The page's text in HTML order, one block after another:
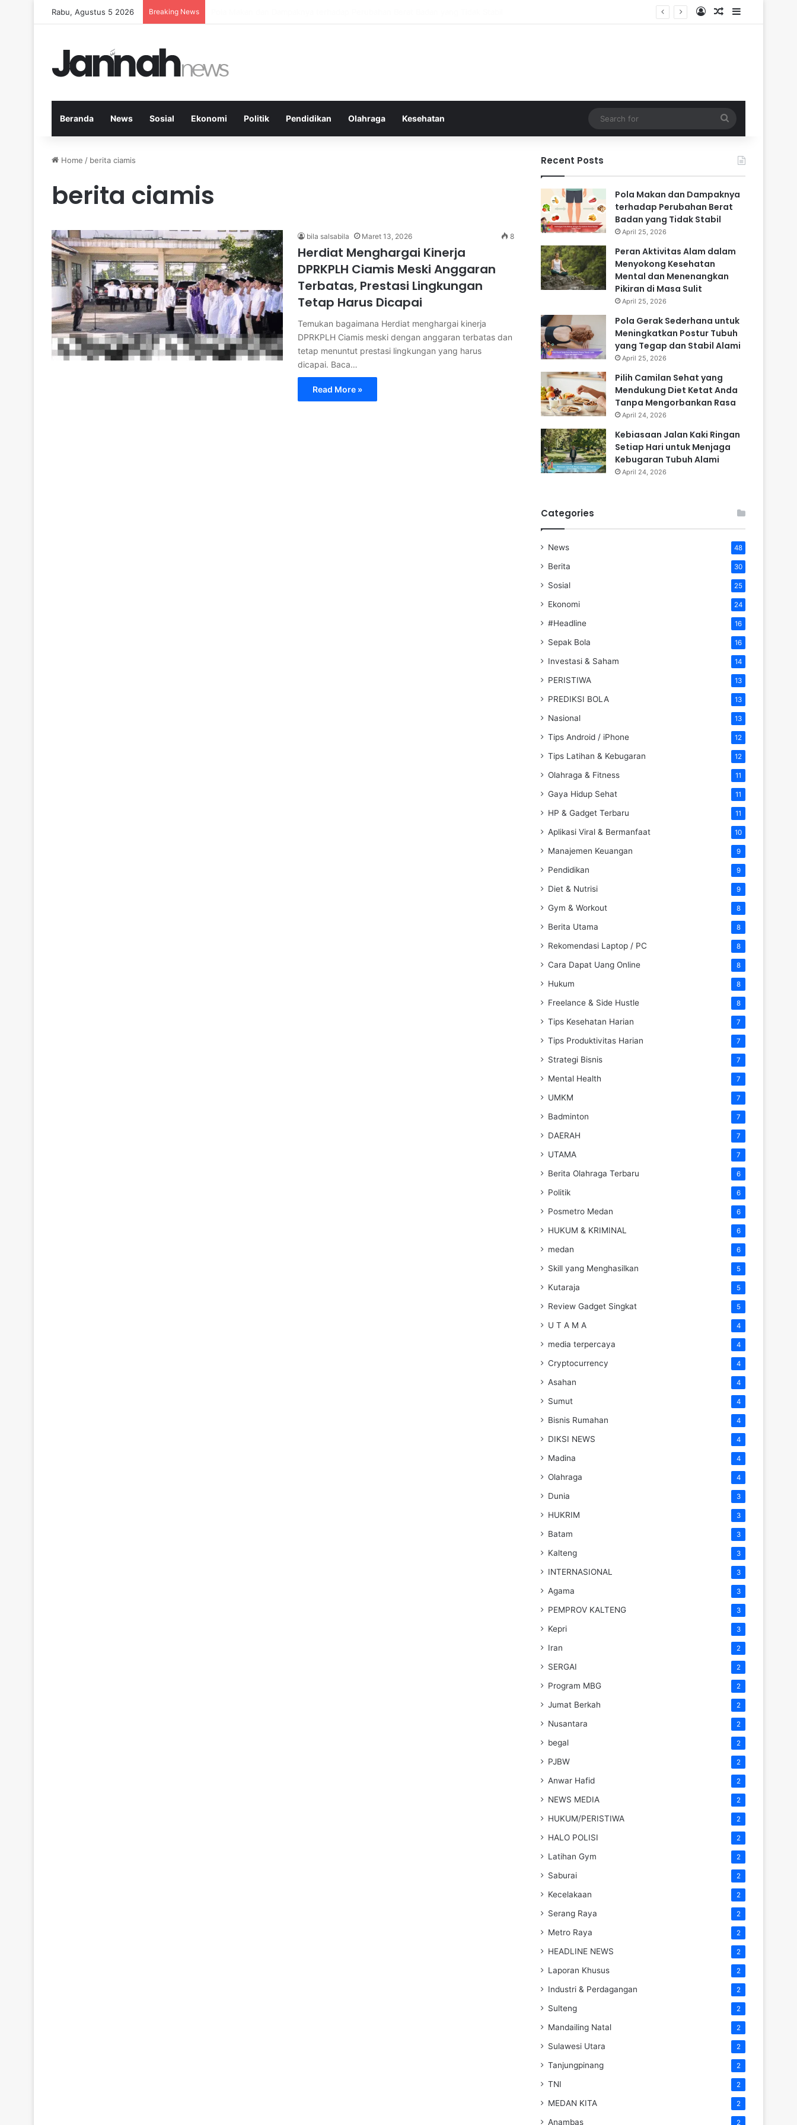
Rabu, Agustus 5 2026 Breaking News Log InRandom Article
Sidebar
Beranda News Sosial Ekonomi Politik Pendidikan Olahraga Kesehatan
for
Home / berita ciamis
berita ciamis
bila salsabila Maret 13, 2026 8
Herdiat Menghargai Kinerja
DPRKPLH Ciamis Meski Anggaran
Terbatas, Prestasi Lingkungan
Tetap Harus Dicapai
Temukan bagaimana Herdiat menghargai kinerja
DPRKPLH Ciamis meski dengan anggaran terbatas dan
tetap menuntut prestasi lingkungan yang harus
dicapai. Baca…
Read More »
Recent Posts
Pola Makan dan Dampaknya
terhadap Perubahan Berat
Badan yang Tidak Stabil
April 25, 2026
Peran Aktivitas Alam dalam
Menyokong Kesehatan
Mental dan Menenangkan
Pikiran di Masa Sulit
April 25, 2026
Pola Gerak Sederhana untuk
Meningkatkan Postur Tubuh
yang Tegap dan Stabil Alami
April 25, 2026
Pilih Camilan Sehat yang
Mendukung Diet Ketat Anda
Tanpa Mengorbankan Rasa
April 24, 2026
Kebiasaan Jalan Kaki Ringan
Setiap Hari untuk Menjaga
Kebugaran Tubuh Alami
April 24, 2026
Categories
News 48
Berita 30
Sosial 25
Ekonomi 24
#Headline 16
Sepak Bola 16
Investasi & Saham 14
PERISTIWA 13
PREDIKSI BOLA 13
Nasional 13
Tips Android / iPhone 12
Tips Latihan & Kebugaran 12
Olahraga & Fitness 11
Gaya Hidup Sehat 11
HP & Gadget Terbaru 11
Aplikasi Viral & Bermanfaat 10
Manajemen Keuangan 9
Pendidikan 9
Diet & Nutrisi 9
Gym & Workout 8
Berita Utama 8
Rekomendasi Laptop / PC 8
Cara Dapat Uang Online 8
Hukum 8
Freelance & Side Hustle 8
Tips Kesehatan Harian 7
Tips Produktivitas Harian 7
Strategi Bisnis 7
Mental Health 7
UMKM 7
Badminton 7
DAERAH 7
UTAMA 7
Berita Olahraga Terbaru 6
Politik 6
Posmetro Medan 6
HUKUM & KRIMINAL 6
medan 6
Skill yang Menghasilkan 5
Kutaraja 5
Review Gadget Singkat 5
U T A M A 4
media terpercaya 4
Cryptocurrency 4
Asahan 4
Sumut 4
Bisnis Rumahan 4
DIKSI NEWS 4
Madina 4
Olahraga 4
Dunia 3
HUKRIM 3
Batam 3
Kalteng 3
INTERNASIONAL 3
Agama 3
PEMPROV KALTENG 3
Kepri 3
Iran 2
SERGAI 2
Program MBG 2
Jumat Berkah 2
Nusantara 2
begal 2
PJBW 2
Anwar Hafid 2
NEWS MEDIA 2
HUKUM/PERISTIWA 2
HALO POLISI 2
Latihan Gym 2
Saburai 2
Kecelakaan 2
Serang Raya 2
Metro Raya 2
HEADLINE NEWS 2
Laporan Khusus 2
Industri & Perdagangan 2
Sulteng 2
Mandailing Natal 2
Sulawesi Utara 2
Tanjungpinang 2
TNI 2
MEDAN KITA 2
Anambas 2